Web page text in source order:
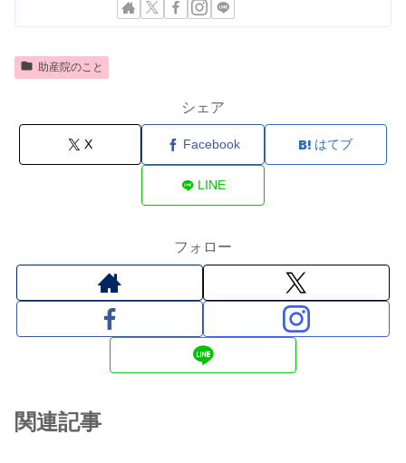
助産院のこと
シェア
X Facebook はてブ
LINE
フォロー
関連記事